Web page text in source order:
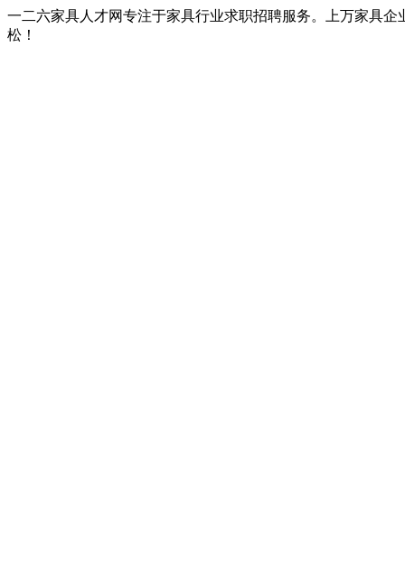
一二六家具人才网专注于家具行业求职招聘服务。上万家具
松！